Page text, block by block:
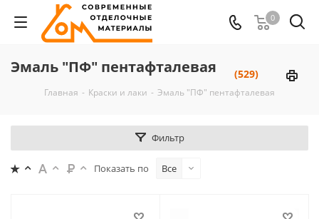
0
Эмаль "ПФ" пентафталевая (529)
Главная - Краски и лаки - Эмаль "ПФ" пентафталевая
Фильтр
Показать по Все